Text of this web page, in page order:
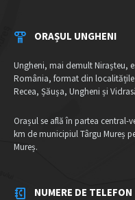
ORAȘUL UNGHENI
Ungheni, mai demult Nirașteu,
România, format din
Recea, Șăușa, Ungheni și
Orașul se află în partea central-
km de municipiul Târgu Mureș
Mureș.
NUMERE DE TELEFON